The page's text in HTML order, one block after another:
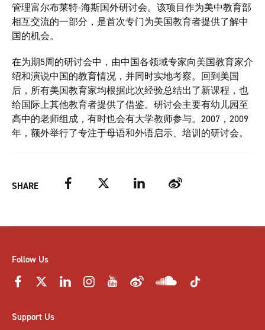
管理富尔布莱特-海斯国外研讨会。该项目作为美中教育部
相互交流的一部分，是首次专门为美国教育者提供了解中
国的机会。
在为期5周的研讨会中，由中国各领域专家向美国教育家介
绍和演说中国的教育情况，并同时实地考察。回到美国
后，所有美国教育家均根据此次经验总结出了新课程，也
给国际上其他教育者提供了借鉴。研讨会主要有幼儿园至
高中的老师组成，有时也会有大学教师参与。2007，2009
年，额外举行了专注于母语和外语启示、培训的研讨会。
SHARE Facebook Twitter LinkedIn Weibo
Follow Us
Support Us